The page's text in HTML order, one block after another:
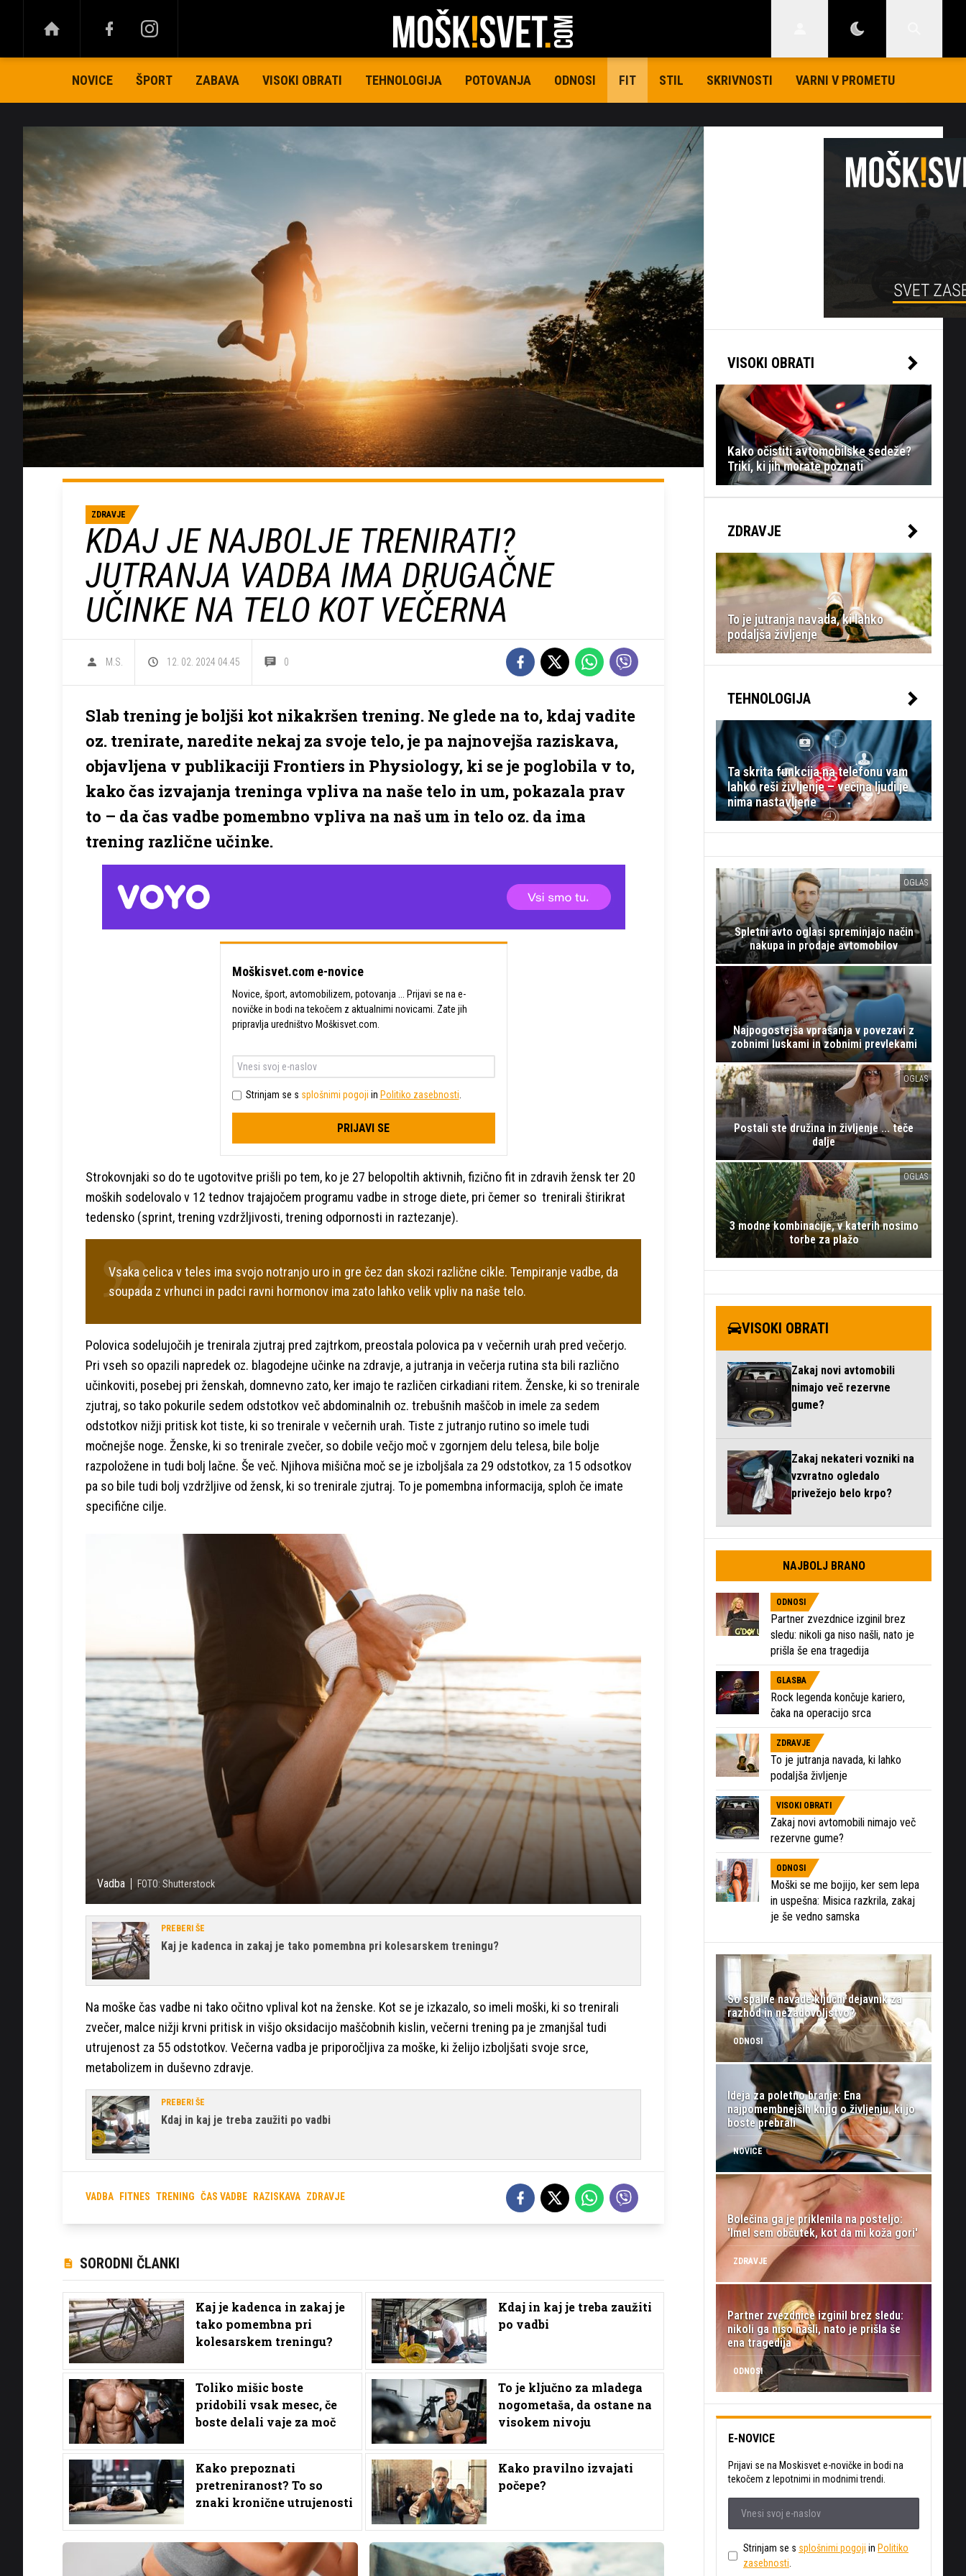
NOVICE ŠPORT ZABAVA VISOKI OBRATI TEHNOLOGIJA POTOVANJA ODNOSI FIT STIL SKRIVNOSTI VARNI V PROMETU
ZDRAVJE
KDAJ JE NAJBOLJE TRENIRATI?
JUTRANJA VADBA IMA DRUGAČNE
UČINKE NA TELO KOT VEČERNA
M.S. 12. 02. 2024 04.45 0
Slab trening je boljši kot nikakršen trening. Ne glede na to, kdaj vadite
oz. trenirate, naredite nekaj za svoje telo, je pa najnovejša raziskava,
objavljena v publikaciji Frontiers in Physiology, ki se je poglobila v to,
kako čas izvajanja treninga vpliva na naše telo in um, pokazala prav
to – da čas vadbe pomembno vpliva na naš um in telo oz. da ima
trening različne učinke.
Moškisvet.com e-novice
Novice, šport, avtomobilizem, potovanja ... Prijavi se na e-
novičke in bodi na tekočem z aktualnimi novicami. Zate jih
pripravlja uredništvo Moškisvet.com.
Strinjam se s splošnimi pogoji in Politiko zasebnosti
PRIJAVI SE
Strokovnjaki so do te ugotovitve prišli po tem, ko je 27 belopoltih aktivnih, fizično fit in zdravih žensk ter 20
moških sodelovalo v 12 tednov trajajočem programu vadbe in stroge diete, pri čemer so trenirali štirikrat
tedensko (sprint, trening vzdržljivosti, trening odpornosti in raztezanje).
Vsaka celica v teles ima svojo notranjo uro in gre čez dan skozi različne cikle. Tempiranje vadbe, da
soupada z vrhunci in padci ravni hormonov ima zato lahko velik vpliv na naše telo.
Polovica sodelujočih je trenirala zjutraj pred zajtrkom, preostala polovica pa v večernih urah pred večerjo.
Pri vseh so opazili napredek oz. blagodejne učinke na zdravje, a jutranja in večerja rutina sta bili različno
učinkoviti, posebej pri ženskah, domnevno zato, ker imajo te različen cirkadiani ritem. Ženske, ki so trenirale
zjutraj, so tako pokurile sedem odstotkov več abdominalnih oz. trebušnih maščob in imele za sedem
odstotkov nižji pritisk kot tiste, ki so trenirale v večernih urah. Tiste z jutranjo rutino so imele tudi
močnejše noge. Ženske, ki so trenirale zvečer, so dobile večjo moč v zgornjem delu telesa, bile bolje
razpoložene in tudi bolj lačne. Še več. Njihova mišična moč se je izboljšala za 29 odstotkov, za 15 odsotkov
pa so bile tudi bolj vzdržljive od žensk, ki so trenirale zjutraj. To je pomembna informacija, sploh če imate
specifične cilje.
Vadba FOTO: Shutterstock
PREBERI ŠE
Kaj je kadenca in zakaj je tako pomembna pri kolesarskem treningu?
Na moške čas vadbe ni tako očitno vplival kot na ženske. Kot se je izkazalo, so imeli moški, ki so trenirali
zvečer, malce nižji krvni pritisk in višjo oksidacijo maščobnih kislin, večerni trening pa je zmanjšal tudi
utrujenost za 55 odstotkov. Večerna vadba je priporočljiva za moške, ki želijo izboljšati svoje srce,
metabolizem in duševno zdravje.
PREBERI ŠE
Kdaj in kaj je treba zaužiti po vadbi
VADBA FITNES TRENING ČAS VADBE RAZISKAVA ZDRAVJE
SORODNI ČLANKI
Kaj je kadenca in zakaj je
tako pomembna pri
kolesarskem treningu?
Kdaj in kaj je treba zaužiti
po vadbi
Toliko mišic boste
pridobili vsak mesec, če
boste delali vaje za moč
To je ključno za mladega
nogometaša, da ostane na
visokem nivoju
Kako prepoznati
pretreniranost? To so
znaki kronične utrujenosti
Kako pravilno izvajati
počepe?
VISOKI OBRATI
Kako očistiti avtomobilske sedeže?
Triki, ki jih morate poznati
ZDRAVJE
To je jutranja navada, ki lahko
podaljša življenje
TEHNOLOGIJA
Ta skrita funkcija na telefonu vam
lahko reši življenje – večina ljudi je
nima nastavljene
OGLAS
Spletni avto oglasi spreminjajo način
nakupa in prodaje avtomobilov
Najpogostejša vprašanja v povezavi z
zobnimi luskami in zobnimi prevlekami
OGLAS
Postali ste družina in življenje ... teče
dalje
OGLAS
3 modne kombinacije, v katerih nosimo
torbe za plažo
VISOKI OBRATI
Zakaj novi avtomobili
nimajo več rezervne
gume?
Zakaj nekateri vozniki na
vzvratno ogledalo
privežejo belo krpo?
NAJBOLJ BRANO
ODNOSI
Partner zvezdnice izginil brez
sledu: nikoli ga niso našli, nato je
prišla še ena tragedija
GLASBA
Rock legenda končuje kariero,
čaka na operacijo srca
ZDRAVJE
To je jutranja navada, ki lahko
podaljša življenje
VISOKI OBRATI
Zakaj novi avtomobili nimajo več
rezervne gume?
ODNOSI
Moški se me bojijo, ker sem lepa
in uspešna: Misica razkrila, zakaj
je še vedno samska
So spalne navade ključni dejavnik za
razhod in nezadovoljstvo?
ODNOSI
Ideja za poletno branje: Ena
najpomembnejših knjig o življenju, ki jo
boste prebrali
NOVICE
Bolečina ga je priklenila na posteljo:
'Imel sem občutek, kot da mi koža gori'
ZDRAVJE
Partner zvezdnice izginil brez sledu:
nikoli ga niso našli, nato je prišla še
ena tragedija
ODNOSI
E-NOVICE
Prijavi se na Moskisvet e-novičke in bodi na
tekočem z lepotnimi in modnimi trendi.
Strinjam se s splošnimi pogoji in Politiko
zasebnosti